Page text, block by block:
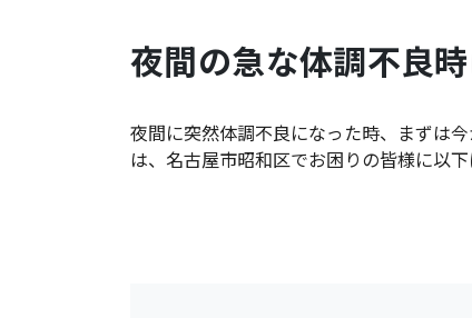
夜間の急な体調不良
夜間に突然体調不良になった時、まずは
は、 名古屋市昭和区でお困りの皆様に以